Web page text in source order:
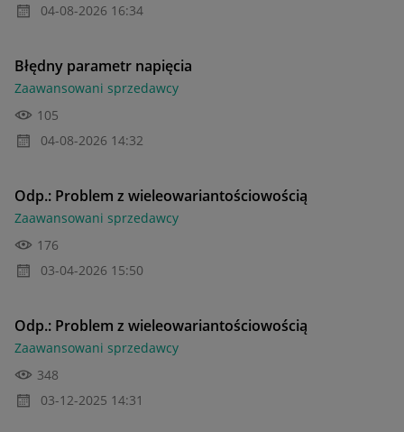
‎04-08-2026 16:34
Błędny parametr napięcia
Zaawansowani sprzedawcy
105
‎04-08-2026 14:32
Odp.: Problem z wieleowariantościowością
Zaawansowani sprzedawcy
176
‎03-04-2026 15:50
Odp.: Problem z wieleowariantościowością
Zaawansowani sprzedawcy
348
‎03-12-2025 14:31